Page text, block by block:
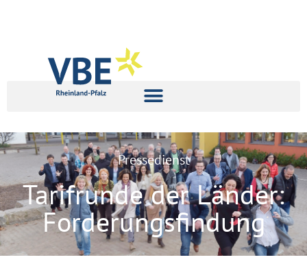
Pressedienst
Tarifrunde der Länder:
Forderungsfindung